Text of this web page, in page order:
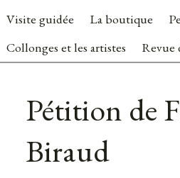
Visite guidée
La boutique
Collonges et les artistes
Revue
Pétition de
Biraud
nouvelles